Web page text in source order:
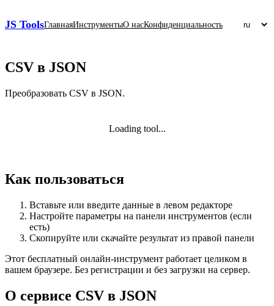
JS ToolsГлавнаяИнструментыО насКонфиденциальность
CSV в JSON
Преобразовать CSV в JSON.
Loading tool...
Как пользоваться
Вставьте или введите данные в левом редакторе
Настройте параметры на панели инструментов (если
есть)
Скопируйте или скачайте результат из правой панели
Этот бесплатный онлайн‑инструмент работает целиком в
вашем браузере. Без регистрации и без загрузки на сервер.
О сервисе CSV в JSON